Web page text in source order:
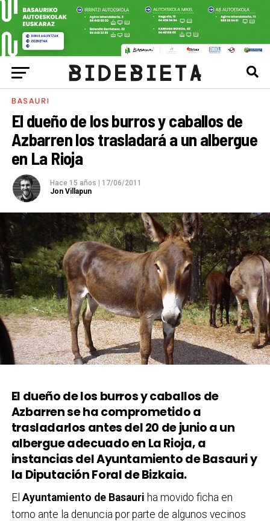
BASAURI
El dueño de los burros y caballos de
Azbarren los trasladará a un albergue
en La Rioja
Hace 15 años
17/06/2011
Jon Villapun
El dueño de los burros y caballos de
Azbarren se ha comprometido a
trasladarlos antes del 20 de junio a un
albergue adecuado en La Rioja, a
instancias del Ayuntamiento de Basauri y
la Diputación Foral de Bizkaia.
El Ayuntamiento de Basauri ha movido ficha en
torno ante la denuncia por parte de algunos vecinos